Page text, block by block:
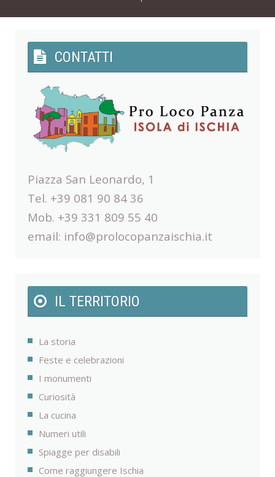
CONTATTI
Piazza San Leonardo, 1
Tel. +39 081 90 84 36
Mob. +39 331 809 55 40
email: info@prolocopanzaischia.it
IL TERRITORIO
La storia
Feste e celebrazioni
I monumenti
Curiosità
La cucina
Numeri utili
Spiagge per disabili
Come raggiungere Ischia